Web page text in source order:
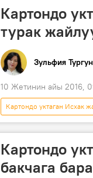
Картондо
турак
Зульфия
10 Жетинин айы 2016,
Картондо уктаган Исхак
Ош
жардам
Картондо
бакчага